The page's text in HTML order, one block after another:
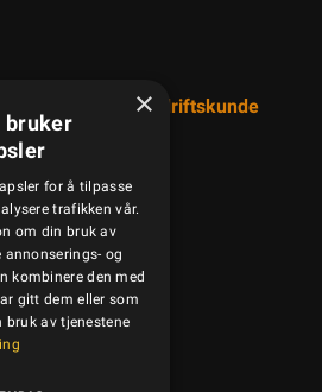
Registrer bedriftskunde
×
bruker
for å tilpasse
trafikken vår.
om din bruk av
og
kombinere den med
gitt dem eller som
av tjenestene